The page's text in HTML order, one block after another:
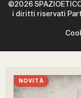
©2026
i diritti riservati
NOVITÀ